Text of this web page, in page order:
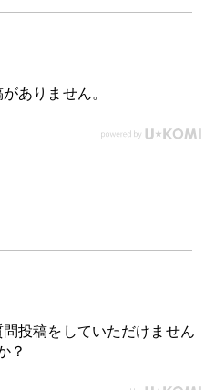
ありません。
投稿をしていただけません
？